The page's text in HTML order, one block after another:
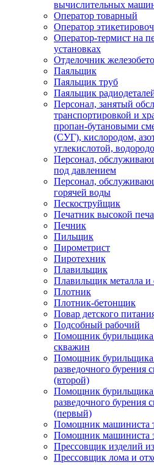
вычислительных
Оператор товарный
Оператор
Оператор-термист на
установках
Отделочник
Паяльщик
Паяльщик труб
Паяльщик
Персонал, занятый
транспортировкой и
пропан-бутановыми
(СУГ), кислородом,
углекислотой,
Персонал,
под давлением
Персонал,
горячей воды
Пескоструйщик
Печатник высокой
Печник
Пильщик
Пирометрист
Пиротехник
Плавильщик
Плавильщик металла и
Плотник
Плотник-бетонщик
Повар детского
Подсобный рабочий
Помощник бурильщика
скважин
Помощник бурильщика
разведочного бурения
(второй)
Помощник бурильщика
разведочного бурения
(первый)
Помощник машиниста
Помощник машиниста
Прессовщик изделий
Прессовщик лома и